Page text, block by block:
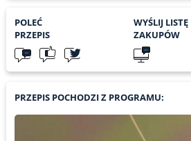
POLEĆ
PRZEPIS
WYŚLIJ LISTĘ
ZAKUPÓW
PRZEPIS POCHODZI Z PROGRAMU: